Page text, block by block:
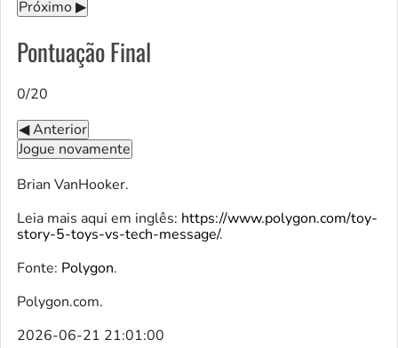
Próximo ▶
Pontuação Final
0/20
◀ Anterior
Jogue novamente
Brian VanHooker.
Leia mais aqui em inglês: https://www.polygon.com/toy-
story-5-toys-vs-tech-message/.
Fonte: Polygon.
Polygon.com.
2026-06-21 21:01:00